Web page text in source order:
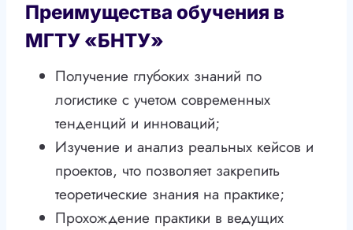
Преимущества обучения в
МГТУ «БНТУ»
Получение глубоких знаний по
логистике с учетом современных
тенденций и инноваций;
Изучение и анализ реальных кейсов и
проектов, что позволяет закрепить
теоретические знания на практике;
Прохождение практики в ведущих